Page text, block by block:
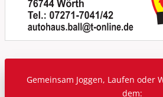
Gemeinsam Joggen, Laufen oder
dem: